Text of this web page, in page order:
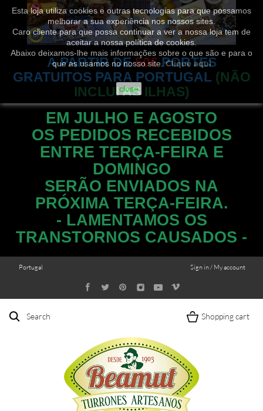
Esta loja utiliza cookies e outras tecnologias para que possamos
melhorar a sua experiência nos nossos sites.
Caro cliente para que possa continuar a ver a nossa loja tem de
aceitar a nossa política de cookies.
Abaixo deixamos-lhe mais informações sobre o que são e para o
que as usamos no nosso site.Clique aqui
close
A PARTIR DE 50€ PORTES
GRATUITOS PARA PORTUGAL (NÃO
INCLUI AS ILHAS)
EM JULHO E AGOSTO
OS PEDIDOS RECEBIDOS
ENTRE TERÇA-FEIRA E
DOMINGO
SERÃO ENVIADOS NA
PRÓXIMA TERÇA-FEIRA.
- LAMENTAMOS OS
TRANSTORNOS CAUSADOS -
Sign in / My account
Portugal
Search Shopping cart